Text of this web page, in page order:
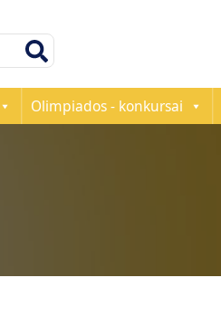
Olimpiados - konkursai